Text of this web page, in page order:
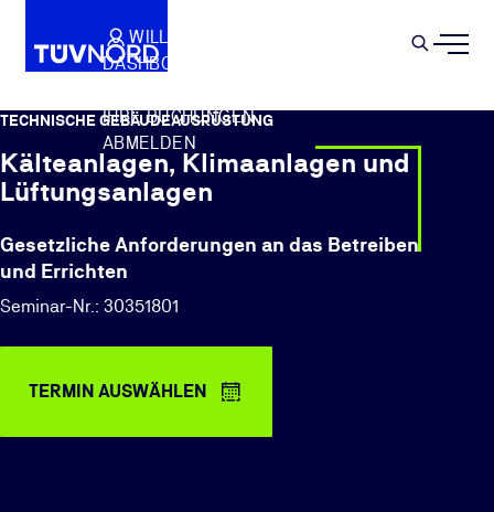
Springe zum Hauptinhalt
WILLKOMMEN
DASHBOARD
IHRE BUCHUNGEN
ABMELDEN
TECHNISCHE GEBÄUDEAUSRÜSTUNG
Kälteanlagen, Klimaanlagen und
Lüftungsanlagen
Gesetzliche Anforderungen an das Betreiben
und Errichten
Seminar-Nr.: 30351801
TERMIN AUSWÄHLEN